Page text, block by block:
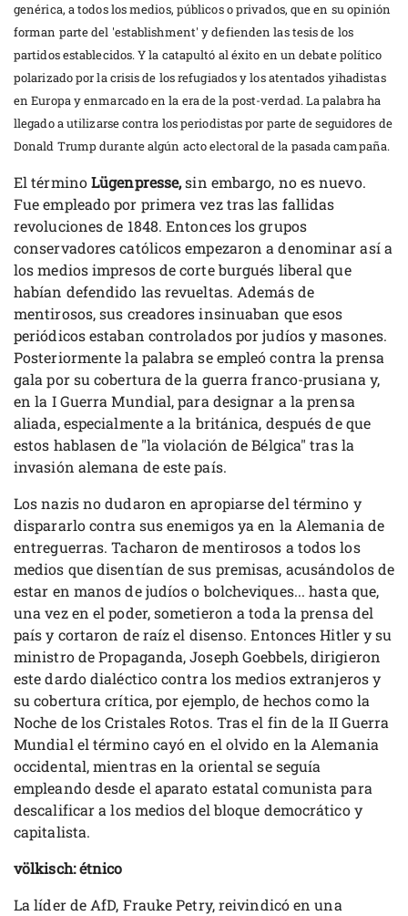
genérica, a todos los medios, públicos o privados, que en su opinión
forman parte del 'establishment' y defienden las tesis de los
partidos establecidos. Y la catapultó al éxito en un debate político
polarizado por la crisis de los refugiados y los atentados yihadistas
en Europa y enmarcado en la era de la post-verdad. La palabra ha
llegado a utilizarse contra los periodistas por parte de seguidores de
Donald Trump durante algún acto electoral de la pasada campaña.
El términoLügenpresse,sin embargo, no es nuevo.
Fue empleado por primera vez tras las fallidas
revoluciones de 1848. Entonces los grupos
conservadores católicos empezaron a denominar así a
los medios impresos de corte burgués liberal que
habían defendido las revueltas. Además de
mentirosos, sus creadores insinuaban que esos
periódicos estaban controlados por judíos y masones.
Posteriormente la palabra se empleó contra la prensa
gala por su cobertura de la guerra franco-prusiana y,
en la I Guerra Mundial, para designar a la prensa
aliada, especialmente a la británica, después de que
estos hablasen de "la violación de Bélgica" tras la
invasión alemana de este país.
Los nazis no dudaron en apropiarse del término y
dispararlo contra sus enemigos ya en la Alemania de
entreguerras. Tacharon de mentirosos a todos los
medios que disentían de sus premisas, acusándolos de
estar en manos de judíos o bolcheviques... hasta que,
una vez en el poder, sometieron a toda la prensa del
país y cortaron de raíz el disenso. Entonces Hitler y su
ministro de Propaganda, Joseph Goebbels, dirigieron
este dardo dialéctico contra los medios extranjeros y
su cobertura crítica, por ejemplo, de hechos como la
Noche de los Cristales Rotos. Tras el fin de la II Guerra
Mundial el término cayó en el olvido en la Alemania
occidental, mientras en la oriental se seguía
empleando desde el aparato estatal comunista para
descalificar a los medios del bloque democrático y
capitalista.
völkisch: étnico
La líder de AfD, Frauke Petry, reivindicó en una